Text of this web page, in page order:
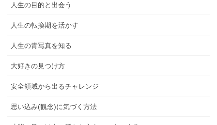
人生の目的と出会う
人生の転換期を活かす
人生の青写真を知る
大好きの見つけ方
安全領域から出るチャレンジ
思い込み(観念)に気づく方法